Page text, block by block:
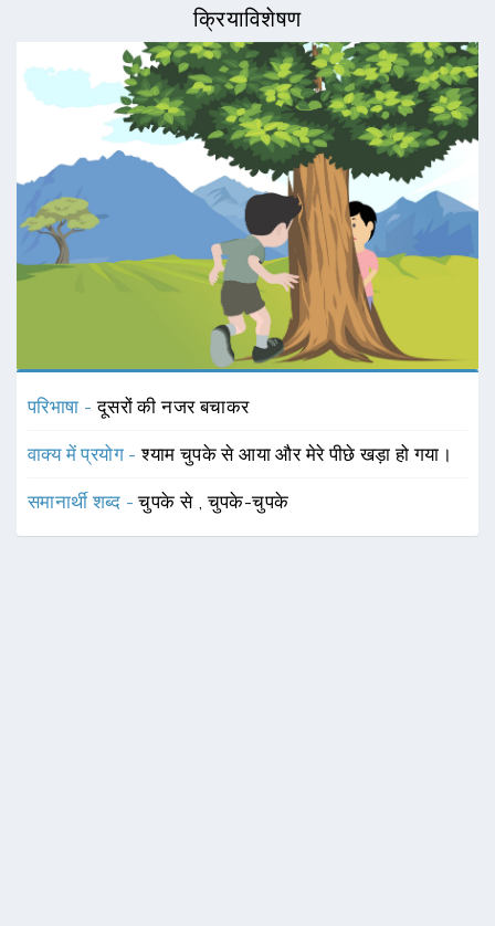
क्रियाविशेषण
परिभाषा -दूसरों की नजर बचाकर
वाक्य में प्रयोग -श्याम चुपके से आया और मेरे पीछे खड़ा हो गया।
समानार्थी शब्द -चुपके से ,चुपके-चुपके